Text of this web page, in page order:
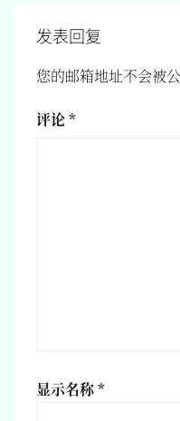
发表回复
您的邮箱地址不会被公
评论*
显示名称*